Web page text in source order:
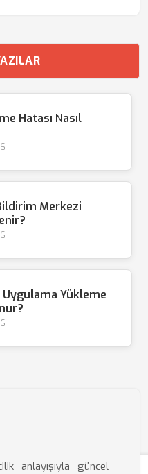
Hatası Nasıl
Merkezi
Yükleme
anlayışıyla güncel